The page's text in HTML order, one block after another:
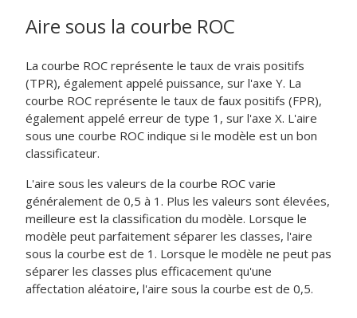
Aire sous la courbe ROC
La courbe ROC représente le taux de vrais positifs
(TPR), également appelé puissance, sur l'axe Y. La
courbe ROC représente le taux de faux positifs (FPR),
également appelé erreur de type 1, sur l'axe X. L'aire
sous une courbe ROC indique si le modèle est un bon
classificateur.
L'aire sous les valeurs de la courbe ROC varie
généralement de 0,5 à 1. Plus les valeurs sont élevées,
meilleure est la classification du modèle. Lorsque le
modèle peut parfaitement séparer les classes, l'aire
sous la courbe est de 1. Lorsque le modèle ne peut pas
séparer les classes plus efficacement qu'une
affectation aléatoire, l'aire sous la courbe est de 0,5.